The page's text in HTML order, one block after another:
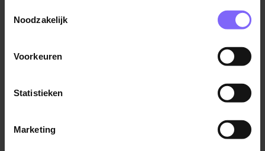
Noodzakelijk
Voorkeuren
Statistieken
Marketing
onderwijs en sta je er niet alleen voor. Hierbij hebben
we veel ruimte voor kansen, mogelijkheden en
pedagogische aanpak.
In het bezit is van een PABO diploma;
samenwerken en samen groeien;